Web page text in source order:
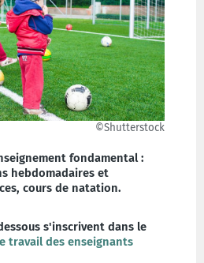
©Shutterstock
fondamental :
hebdomadaires et
cours de natation.
s'inscrivent dans le
travail des enseignants